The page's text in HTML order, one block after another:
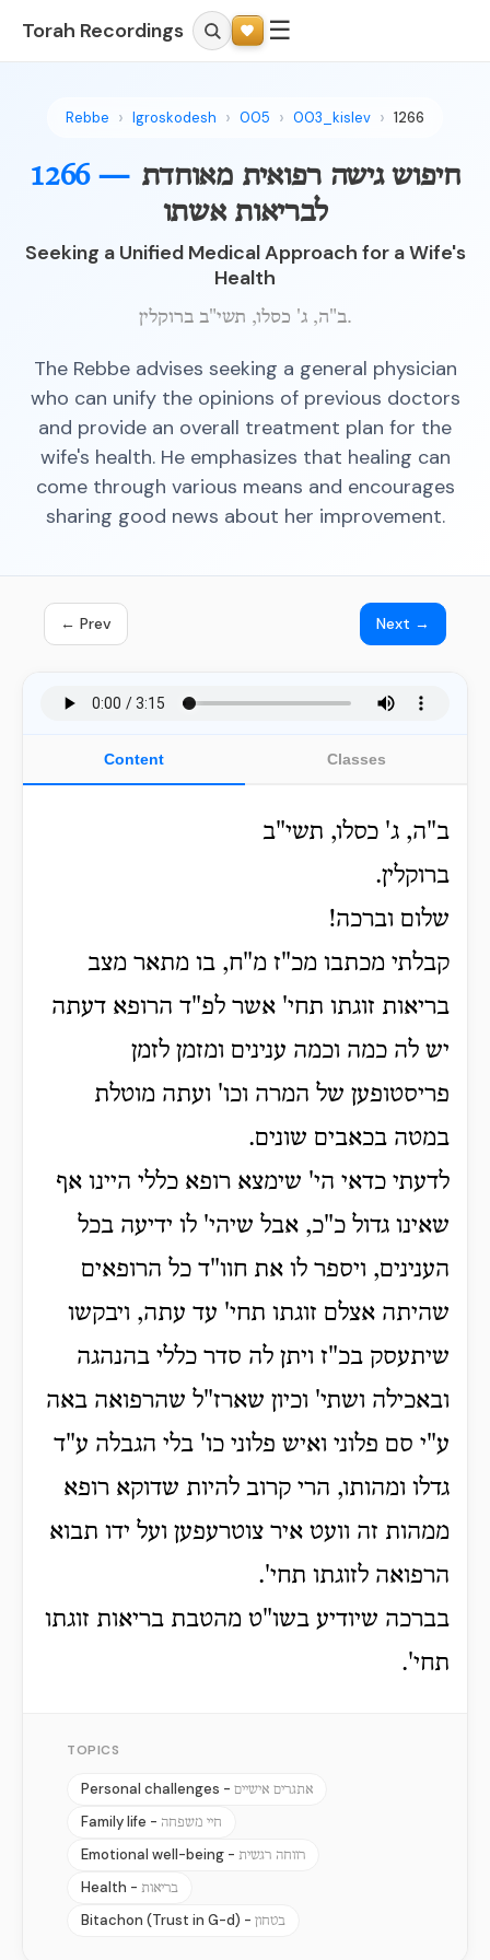
Torah Recordings ☰
Rebbe Igroskodesh 005 003_kislev 1266
1266 — חיפוש גישה רפואית מאוחדת
לבריאות אשתו
Seeking a Unified Medical Approach for a Wife's
Health
ב"ה, ג' כסלו, תשי"ב ברוקלין.
The Rebbe advises seeking a general physician
who can unify the opinions of previous doctors
and provide an overall treatment plan for the
wife's health. He emphasizes that healing can
come through various means and encourages
sharing good news about her improvement.
← Prev Next →
Content Classes
ב"ה, ג' כסלו, תשי"ב
ברוקלין.
שלום וברכה!
קבלתי מכתבו מכ"ז מ"ח, בו מתאר מצב
בריאות זוגתו תחי' אשר לפ"ד הרופא דעתה
יש לה כמה וכמה ענינים ומזמן לזמן
פריסטופען של המרה וכו' ועתה מוטלת
במטה בכאבים שונים.
לדעתי כדאי הי' שימצא רופא כללי היינו אף
שאינו גדול כ"כ, אבל שיהי' לו ידיעה בכל
הענינים, ויספר לו את חוו"ד כל הרופאים
שהיתה אצלם זוגתו תחי' עד עתה, ויבקשו
שיתעסק בכ"ז ויתן לה סדר כללי בהנהגה
ובאכילה ושתי' וכיון שארז"ל שהרפואה באה
ע"י סם פלוני ואיש פלוני כו' בלי הגבלה ע"ד
גדלו ומהותו, הרי קרוב להיות שדוקא רופא
ממהות זה וועט איר צוטרעפען ועל ידו תבוא
הרפואה לזוגתו תחי'.
בברכה שיודיע בשו"ט מהטבת בריאות זוגתו
תחי'.
TOPICS
Personal challenges - אתגרים אישיים
Family life - חיי משפחה
Emotional well-being - רווחה רגשית
Health - בריאות
Bitachon (Trust in G-d) - בטחון